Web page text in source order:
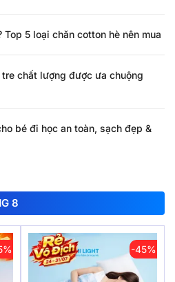
Top 5 loại chăn cotton hè nên mua
tre chất lượng được ưa chuộng
bé đi học an toàn, sạch đẹp &
8
-45%